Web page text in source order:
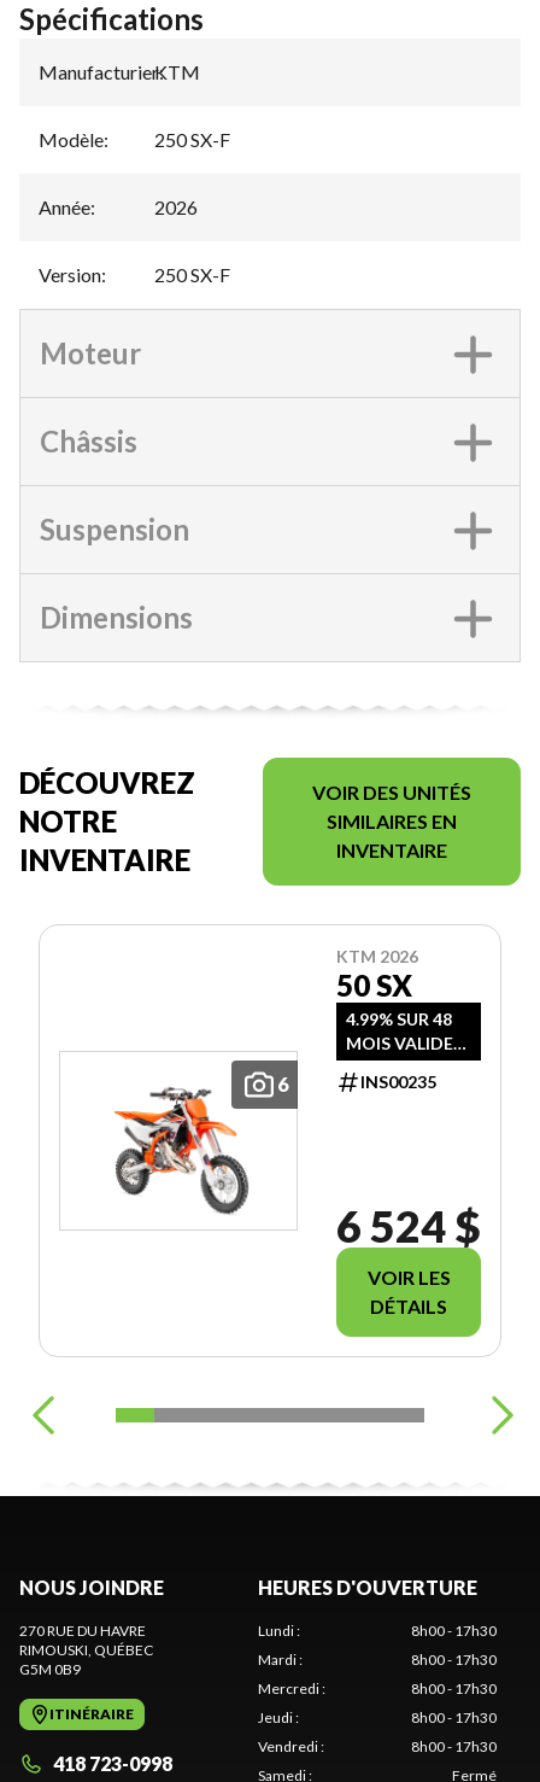
Spécifications
Manufacturier:
KTM
Modèle: 250 SX-F
Année: 2026
Version: 250 SX-F
Moteur
Châssis
Suspension
Dimensions
DÉCOUVREZ
NOTRE
INVENTAIRE
VOIR DES UNITÉS
SIMILAIRES EN
INVENTAIRE
6
KTM 2026
50 SX
4.99% SUR 48
MOIS VALIDE
JUSQU'AU 30
JUIN 2026 OU
INS00235
6 524 $
VOIR LES
DÉTAILS
NOUS JOINDRE
270 RUE DU HAVRE
RIMOUSKI , QUÉBEC
G5M 0B9
ITINÉRAIRE
418 723-0998
HEURES D'OUVERTURE
Lundi:
8h00 - 17h30
Mardi:
8h00 - 17h30
Mercredi:
8h00 - 17h30
Jeudi:
8h00 - 17h30
Vendredi:
8h00 - 17h30
Samedi: Fermé